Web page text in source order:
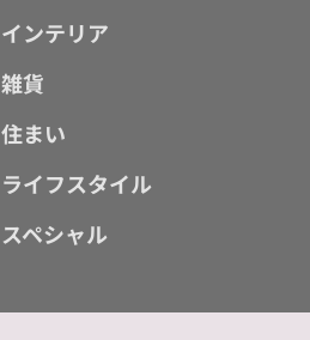
インテリア
雑貨
住まい
ライフスタイル
スペシャル